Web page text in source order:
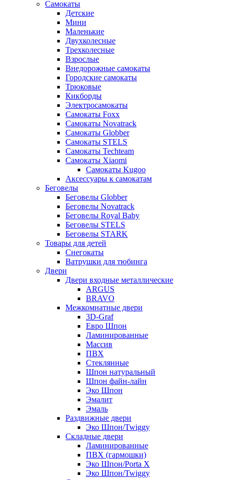
Самокаты
Детские
Мини
Маленькие
Двухколесные
Трехколесные
Взрослые
Внедорожные самокаты
Городские самокаты
Трюковые
Кикборды
Электросамокаты
Самокаты Foxx
Самокаты Novatrack
Самокаты Globber
Самокаты STELS
Самокаты Techteam
Самокаты Xiaomi
Самокаты Kugoo
Аксессуары к самокатам
Беговелы
Беговелы Globber
Беговелы Novatrack
Беговелы Royal Baby
Беговелы STELS
Беговелы STARK
Товары для детей
Снегокаты
Ватрушки для тюбинга
Двери
Двери входные металлические
ARGUS
BRAVO
Межкомнатные двери
3D-Graf
Евро Шпон
Ламинированные
Массив
ПВХ
Стеклянные
Шпон натуральный
Шпон файн-лайн
Эко Шпон
Эмалит
Эмаль
Раздвижные двери
Эко Шпон/Twiggy
Складные двери
Ламинированные
ПВХ (гармошки)
Эко Шпон/Porta X
Эко Шпон/Twiggy